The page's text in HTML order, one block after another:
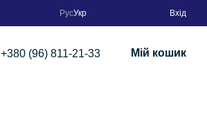
РусУкр Вхід
+380 (96) 811-21-33 Мій кошик